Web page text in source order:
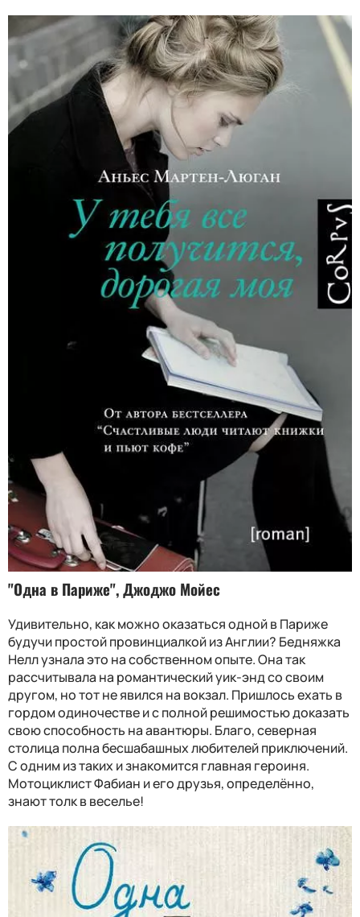
"Одна в Париже", Джоджо Мойес
Удивительно, как можно оказаться одной в Париже
будучи простой провинциалкой из Англии? Бедняжка
Нелл узнала это на собственном опыте. Она так
рассчитывала на романтический уик-энд со своим
другом, но тот не явился на вокзал. Пришлось ехать в
гордом одиночестве и с полной решимостью доказать
свою способность на авантюры. Благо, северная
столица полна бесшабашных любителей приключений.
С одним из таких и знакомится главная героиня.
Мотоциклист Фабиан и его друзья, определённо,
знают толк в веселье!